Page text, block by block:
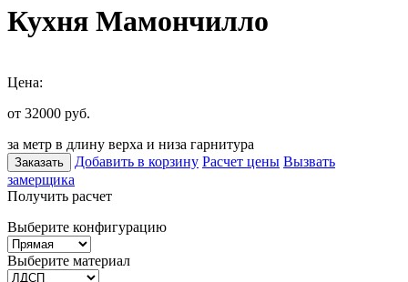
Кухня Мамончилло
Цена:
от 32000 руб.
за метр в длину верха и низа гарнитура
Заказать Добавить в корзину Расчет цены Вызвать
замерщика
Получить расчет
Выберите конфигурацию
Выберите материал